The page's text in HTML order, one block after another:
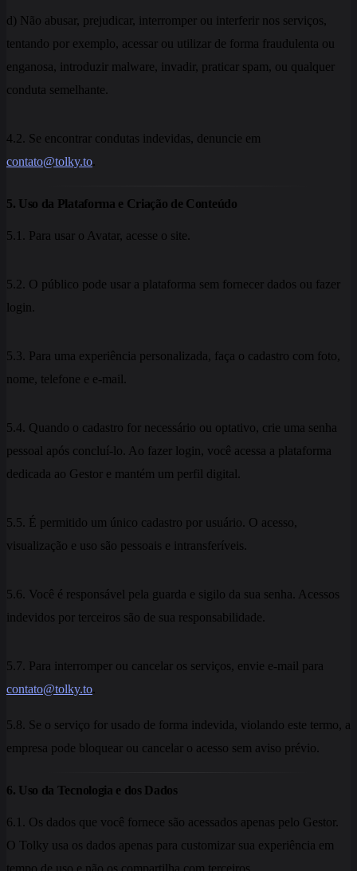
d) Não abusar, prejudicar, interromper ou interferir nos serviços,
tentando por exemplo, acessar ou utilizar de forma fraudulenta ou
enganosa, introduzir malware, invadir, praticar spam, ou qualquer
conduta semelhante.
4.2. Se encontrar condutas indevidas, denuncie em
contato@tolky.to
5. Uso da Plataforma e Criação de Conteúdo
5.1. Para usar o Avatar, acesse o site.
5.2. O público pode usar a plataforma sem fornecer dados ou fazer
login.
5.3. Para uma experiência personalizada, faça o cadastro com foto,
nome, telefone e e-mail.
5.4. Quando o cadastro for necessário ou optativo, crie uma senha
pessoal após concluí-lo. Ao fazer login, você acessa a plataforma
dedicada ao Gestor e mantém um perfil digital.
5.5. É permitido um único cadastro por usuário. O acesso,
visualização e uso são pessoais e intransferíveis.
5.6. Você é responsável pela guarda e sigilo da sua senha. Acessos
indevidos por terceiros são de sua responsabilidade.
5.7. Para interromper ou cancelar os serviços, envie e-mail para
contato@tolky.to
5.8. Se o serviço for usado de forma indevida, violando este termo, a
empresa pode bloquear ou cancelar o acesso sem aviso prévio.
6. Uso da Tecnologia e dos Dados
6.1. Os dados que você fornece são acessados apenas pelo Gestor.
O Tolky usa os dados apenas para customizar sua experiência em
tempo de uso e não os compartilha com terceiros.